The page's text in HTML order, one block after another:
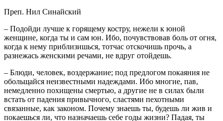
Преп. Нил Синайский
– Подойди лучше к горящему костру, нежели к юной
женщине, когда ты и сам юн. Ибо, почувствовав боль от огня,
когда к нему приблизишься, тотчас отскочишь прочь, а
разнежась женскими речами, не вдруг отойдешь.
– Блюди, человек, воздержание; под предлогом покаяния не
обольщайся неизвестными надеждами. Ибо многие, пав,
немедленно похищены смертью, а другие не в силах были
встать от падения привычного, сластями пехотными
связанные, как законом. Почему знаешь ты, будешь ли жив и
покаешься ли, что назначаешь себе годы жизни? Падая, ты